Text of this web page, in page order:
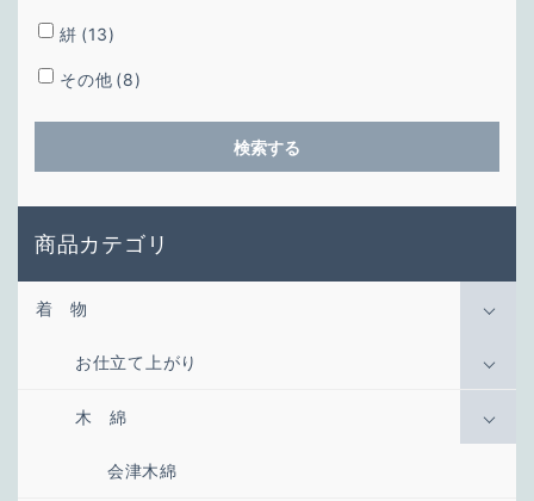
絣 (13)
その他 (8)
検索する
商品カテゴリ
着 物
お仕立て上がり
木 綿
会津木綿